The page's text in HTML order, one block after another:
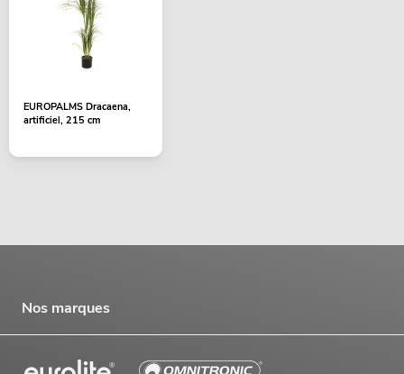
EUROPALMS Dracaena,
artificiel, 215 cm
Nos marques